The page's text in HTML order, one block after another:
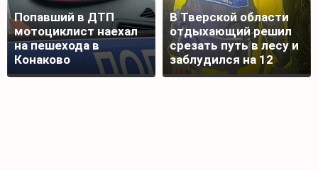
Попавший в ДТП
мотоциклист наехал
на пешехода в
Конаково
В Тверской области
отдыхающий решил
срезать путь в лесу и
заблудился на 12
часов